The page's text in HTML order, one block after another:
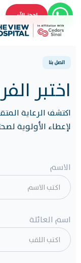
احجز الآن
اتصل بنا
اختبر
اكتشف الرعاية
لإعطاء الأولوية
الاسم
اسم العائلة